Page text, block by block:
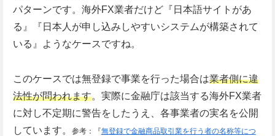
パターンです。海外FX業者だけど『日本語サイトがあ
る』『日本人が申し込みしやすいシステムが構築されて
いる』ようなケースですね。
このケースでは無登録で事業を行った場合は業者側に違
法性が問われます。実際に金融庁は該当する海外FX業者
に対し不定期に警告をしたうえ、各事業者の実名を公開
しています。
参考：『無登録で金融商品取引業を行う者の名称等につ